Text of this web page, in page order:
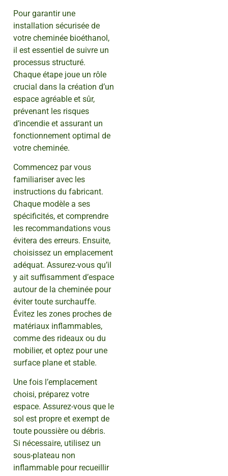
Pour garantir une
installation sécurisée de
votre cheminée bioéthanol,
il est essentiel de suivre un
processus structuré.
Chaque étape joue un rôle
crucial dans la création d’un
espace agréable et sûr,
prévenant les risques
d’incendie et assurant un
fonctionnement optimal de
votre cheminée.
Commencez par vous
familiariser avec les
instructions du fabricant.
Chaque modèle a ses
spécificités, et comprendre
les recommandations vous
évitera des erreurs. Ensuite,
choisissez un emplacement
adéquat. Assurez-vous qu’il
y ait suffisamment d’espace
autour de la cheminée pour
éviter toute surchauffe.
Évitez les zones proches de
matériaux inflammables,
comme des rideaux ou du
mobilier, et optez pour une
surface plane et stable.
Une fois l’emplacement
choisi, préparez votre
espace. Assurez-vous que le
sol est propre et exempt de
toute poussière ou débris.
Si nécessaire, utilisez un
sous-plateau non
inflammable pour recueillir